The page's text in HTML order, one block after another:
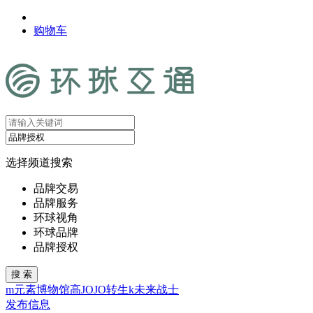
购物车
选择频道搜索
品牌交易
品牌服务
环球视角
环球品牌
品牌授权
m元素博物馆高JOJO转生k未来战士
发布信息